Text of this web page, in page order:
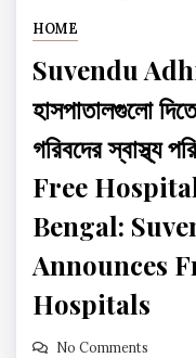
HOME
Suvendu
হাসপাতালগুলো
গরিবদের স্বাস্থ্য
Free
Bengal:
Announces
Hospitals
No Comments